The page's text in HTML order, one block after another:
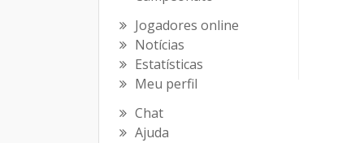
Jogadores online
Notícias
Estatísticas
Meu perfil
Chat
Ajuda